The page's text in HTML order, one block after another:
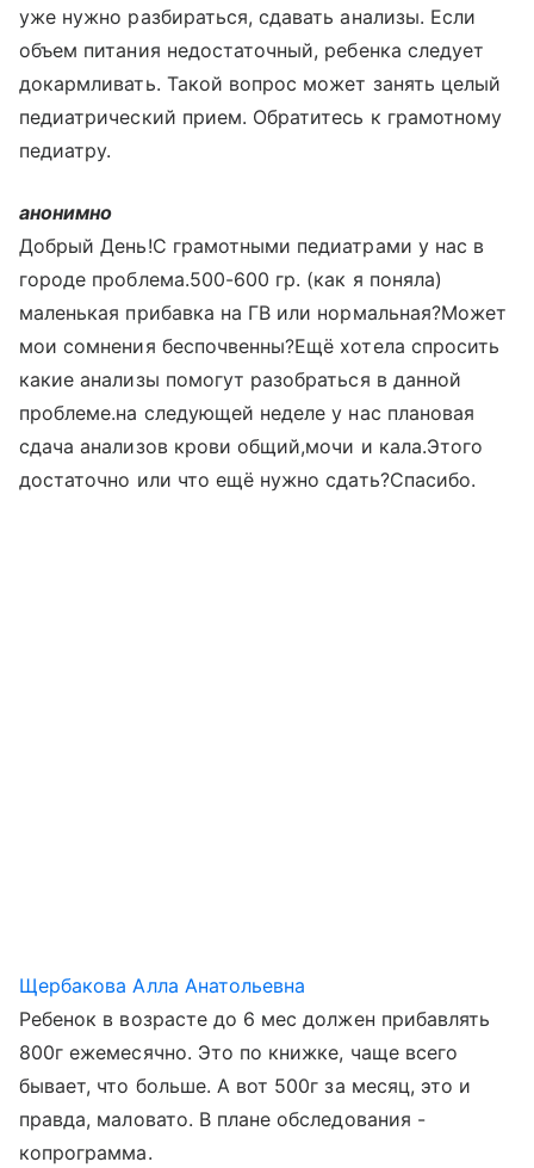
уже нужно разбираться, сдавать анализы. Если
объем питания недостаточный, ребенка следует
докармливать. Такой вопрос может занять целый
педиатрический прием. Обратитесь к грамотному
педиатру.
анонимно
Добрый День!С грамотными педиатрами у нас в
городе проблема.500-600 гр. (как я поняла)
маленькая прибавка на ГВ или нормальная?Может
мои сомнения беспочвенны?Ещё хотела спросить
какие анализы помогут разобраться в данной
проблеме.на следующей неделе у нас плановая
сдача анализов крови общий,мочи и кала.Этого
достаточно или что ещё нужно сдать?Спасибо.
Щербакова Алла Анатольевна
Ребенок в возрасте до 6 мес должен прибавлять
800г ежемесячно. Это по книжке, чаще всего
бывает, что больше. А вот 500г за месяц, это и
правда, маловато. В плане обследования -
копрограмма.